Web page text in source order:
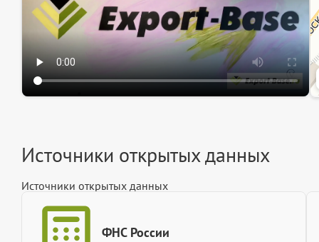
Источники открытых данных
Источники открытых данных
ФНС России